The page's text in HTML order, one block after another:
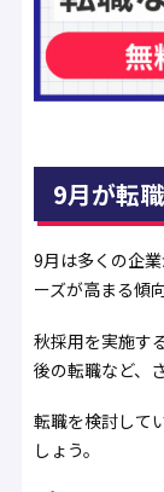
9月が転
9月は多くの企
ーズが高まる傾
秋採用を実施す
後の転職など、
転職を検討して
しょう。